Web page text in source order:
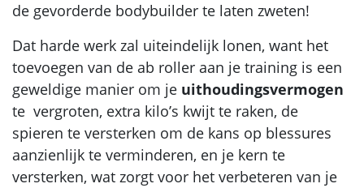
de gevorderde bodybuilder te laten zweten!
Dat harde werk zal uiteindelijk lonen, want het
toevoegen van de ab roller aan je training is een
geweldige manier om je uithoudingsvermogen
te vergroten, extra kilo’s kwijt te raken, de
spieren te versterken om de kans op blessures
aanzienlijk te verminderen, en je kern te
versterken, wat zorgt voor het verbeteren van je